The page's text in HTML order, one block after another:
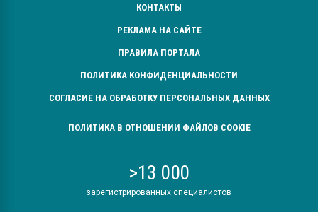
КОНТАКТЫ
РЕКЛАМА НА САЙТЕ
ПРАВИЛА ПОРТАЛА
ПОЛИТИКА КОНФИДЕНЦИАЛЬНОСТИ
СОГЛАСИЕ НА ОБРАБОТКУ ПЕРСОНАЛЬНЫХ ДАННЫХ
ПОЛИТИКА В ОТНОШЕНИИ ФАЙЛОВ COOKIE
>13 000
зарегистрированных специалистов